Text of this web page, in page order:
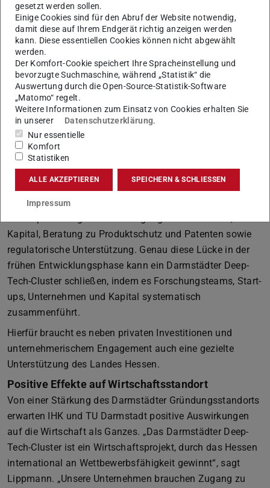
strategischen Verankerung noch leistungsfähigere
Strukturen zu entwickeln – vor allem dort, wo
wissenschaftsbasierte Gründungsteams aus
Forschungsergebnissen Prototypen, Anwendungen und
Unternehmen machen. Damit wir auch im Wettbewerb mit
hochattraktiven Innovationshubs im Ausland bestehen
können.“
Die TU Darmstadt und IHK Darmstadt haben hierbei eine
klare Herausforderung wissenschaftsbasierter
Gründungen im Blick: Im Deep-Tech-Bereich entscheidet
nicht allein die wissenschaftliche Idee über den Erfolg,
Tests und die industrielle Anwendung zu bringen. Die
Kapital, Beratung zu Produktschutz und Patenten sowie
regulatorische Unterstützung. Genau diese Lücke in der
frühen Entwicklungsphase kann ein Darmstädter Deep-
Tech-Cluster schließen, indem es Forschungsteams, Start-
ups, Unternehmen und Kapital systematisch
zusammenführt.
Hierfür braucht es neben privaten Investitionen und
unternehmerischem Engagement auch eine gezielte
Unterstützung des Landes Hessen.
Positive Effekte auf Wirtschaftsstandort
Von einer Stärkung des Darmstädter Gründungsstandorts
erwarten IHK und TU Darmstadt positive Auswirkungen
auf die Wirtschaft als Ganzes. „Das Darmstädter Deep-
Tech-Cluster ist ein Wirtschaftsprojekt, durch das Hessen
international an Wettbewerbsfähigkeit gewinnt“, sagt
Lippmann. „Unsere Unternehmen brauchen Zugang zu
gesetzt werden sollen.
Einige Cookies sind für den Abruf der Website notwendig,
damit diese auf Ihrem Endgerät richtig anzeigen werden
kann. Diese essentiellen Cookies können nicht abgewählt
werden.
Der Komfort-Cookie speichert Ihre Spracheinstellung und
bevorzugte Suchmaschine, während „Statistik“ die
Auswertung durch die Open-Source-Statistik-Software
„Matomo“ regelt.
Weitere Informationen zum Einsatz von Cookies erhalten Sie
in unserer
Datenschutzerklärung.
Nur essentielle
Komfort
Statistiken
ALLE AKZEPTIEREN SPEICHERN & SCHLIESSEN
Impressum